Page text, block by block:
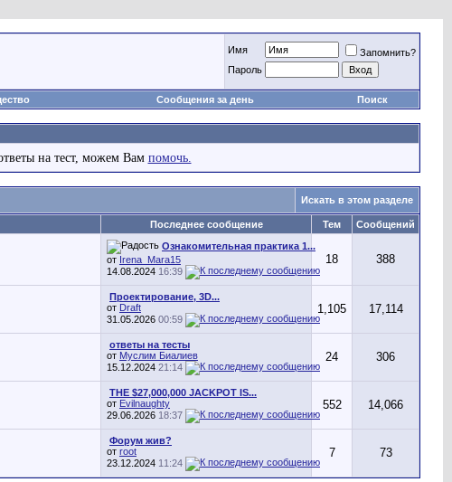
Имя
Запомнить?
Пароль
Сообщения за день Поиск
на тест, можем Вам помочь.
Искать в этом разделе
Последнее сообщение Тем Сообщений
Ознакомительная практика 1...
от Irena_Mara15
14.08.2024 16:39
18 388
Проектирование, 3D...
от Draft
31.05.2026 00:59
1,105 17,114
ответы на тесты
от Муслим Биалиев
15.12.2024 21:14
24 306
THE $27,000,000 JACKPOT IS...
от Evilnaughty
29.06.2026 18:37
552 14,066
Форум жив?
от root
23.12.2024 11:24
7 73